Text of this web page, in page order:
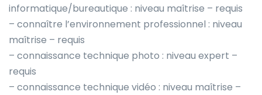
informatique/bureautique : niveau maîtrise – requis
– connaître l’environnement professionnel : niveau
maîtrise – requis
– connaissance technique photo : niveau expert –
requis
– connaissance technique vidéo : niveau maîtrise –